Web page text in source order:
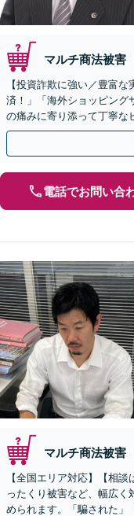
マルチ商法被害
【投資詐欺に強い／豊富
済！」「海外ショッピング
の痛みに寄り添って丁寧な
金が得られるよう尽力しま
電話でお問い合
マルチ商法被害
【全国エリア対応】【相
ったくり被害など、幅広
められます。「騙された」